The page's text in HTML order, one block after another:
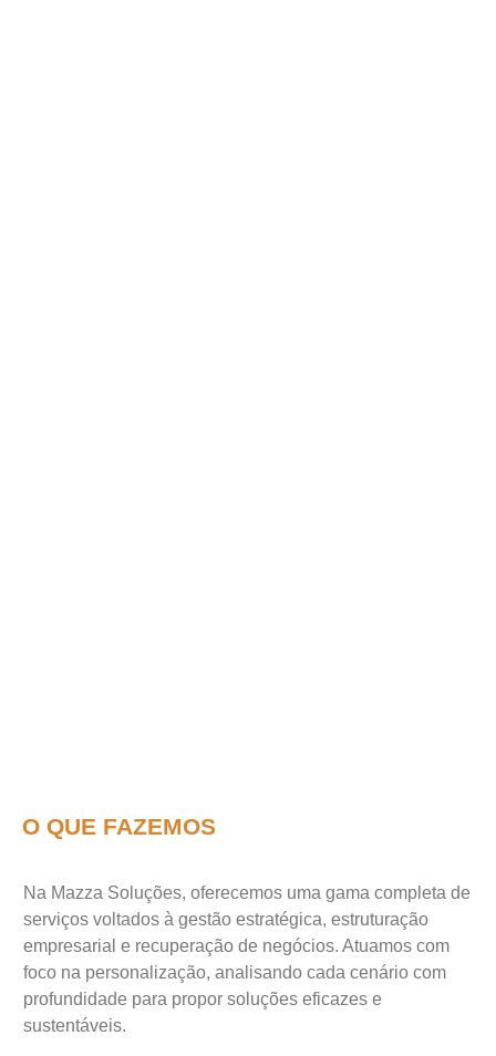
O QUE FAZEMOS
Na Mazza Soluções, oferecemos uma gama completa de
serviços voltados à gestão estratégica, estruturação
empresarial e recuperação de negócios. Atuamos com
foco na personalização, analisando cada cenário com
profundidade para propor soluções eficazes e
sustentáveis.